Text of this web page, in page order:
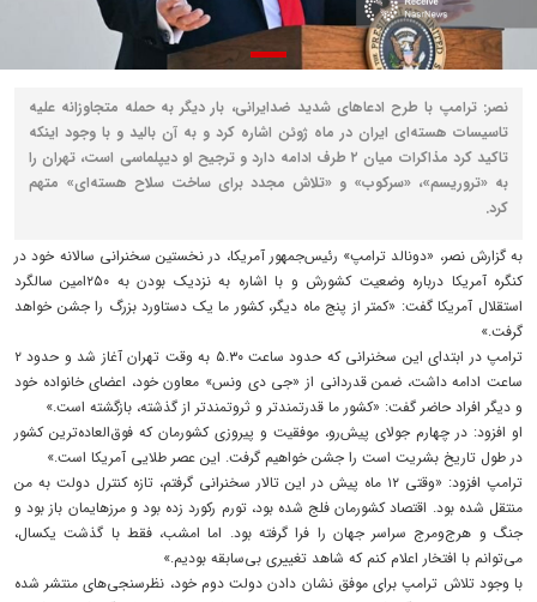
نصر: ترامپ با طرح ادعاهای شدید ضدایرانی، بار دیگر به حمله متجاوزانه علیه
تاسیسات هسته‌ای ایران در ماه ژوئن اشاره کرد و به آن بالید و با وجود اینکه
تاکید کرد مذاکرات میان ۲ طرف ادامه دارد و ترجیح او دیپلماسی است، تهران را
به «تروریسم»، «سرکوب» و «تلاش مجدد برای ساخت سلاح هسته‌ای» متهم
کرد.
به گزارش نصر، «دونالد ترامپ» رئیس‌جمهور آمریکا، در نخستین سخنرانی سالانه خود در
کنگره آمریکا درباره وضعیت کشورش و با اشاره به نزدیک بودن به ۲۵۰امین سالگرد
استقلال آمریکا گفت: «کمتر از پنج ماه دیگر، کشور ما یک دستاورد بزرگ را جشن خواهد
گرفت.»
ترامپ در ابتدای این سخنرانی که حدود ساعت ۵.۳۰ به وقت تهران آغاز شد و حدود ۲
ساعت ادامه داشت، ضمن قدردانی از «جی دی ونس» معاون خود، اعضای خانواده خود
و دیگر افراد حاضر گفت: «کشور ما قدرتمندتر و ثروتمندتر از گذشته، بازگشته است.»
او افزود: در چهارم جولای پیش‌رو، موفقیت و پیروزی کشورمان که فوق‌العاده‌ترین کشور
در طول تاریخ بشریت است را جشن خواهیم گرفت. این عصر طلایی آمریکا است.»
ترامپ افزود: «وقتی ۱۲ ماه پیش در این تالار سخنرانی گرفتم، تازه کنترل دولت به من
منتقل شده بود. اقتصاد کشورمان فلج شده بود، تورم رکورد زده بود و مرزهایمان باز بود و
جنگ و هرج‌ومرج سراسر جهان را فرا گرفته بود. اما امشب، فقط با گذشت یکسال،
می‌توانم با افتخار اعلام کنم که شاهد تغییری بی‌سابقه بودیم.»
با وجود تلاش ترامپ برای موفق نشان دادن دولت دوم خود، نظرسنجی‌های منتشر شده